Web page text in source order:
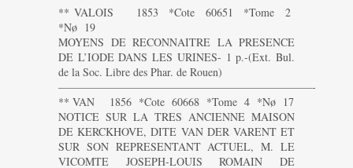
** VALOIS 1853 *Cote 60651 *Tome 2
*Nø 19
MOYENS DE RECONNAITRE LA PRESENCE
DE L’IODE DANS LES URINES- 1 p.-(Ext. Bul.
de la Soc. Libre des Phar. de Rouen)
———————————————————————-
** VAN 1856 *Cote 60668 *Tome 4 *Nø 17
NOTICE SUR LA TRES ANCIENNE MAISON
DE KERCKHOVE, DITE VAN DER VARENT ET
SUR SON REPRESENTANT ACTUEL, M. LE
VICOMTE JOSEPH-LOUIS ROMAIN DE